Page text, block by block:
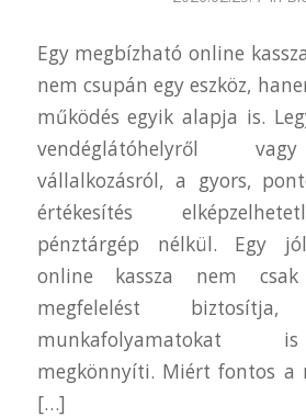
Egy megbízható online
nem csupán egy eszköz,
működés egyik alapja is.
vendéglátóhelyről
vállalkozásról, a gyors,
értékesítés
pénztárgép nélkül. Egy
online kassza nem
megfelelést
munkafolyamatokat
megkönnyíti. Miért fontos a
[…]